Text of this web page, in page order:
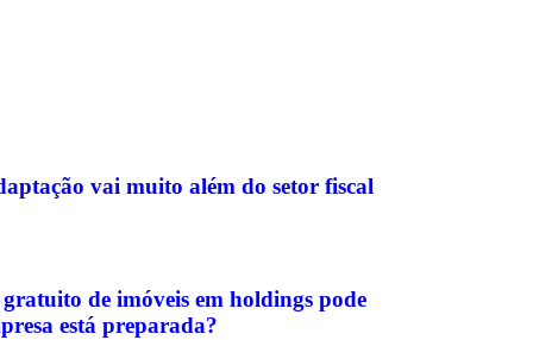
vai muito além do setor fiscal
de imóveis em holdings pode
está preparada?